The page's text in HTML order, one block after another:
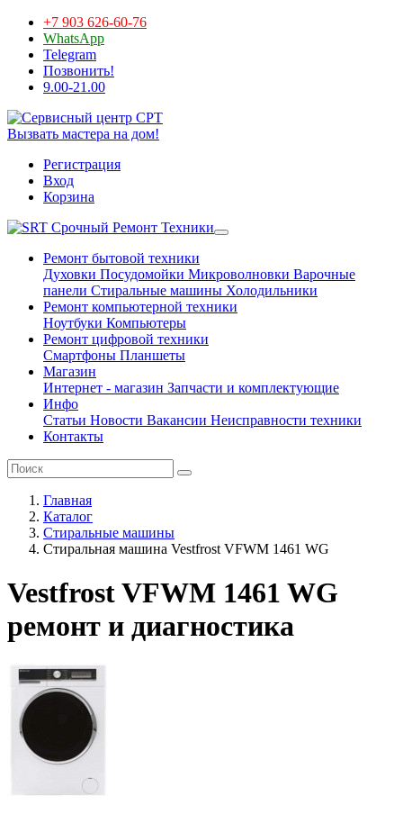
+7 903 626-60-76
WhatsApp
Telegram
Позвонить!
9.00-21.00
Вызвать мастера на дом!
Регистрация
Вход
Корзина
Срочный Ремонт Техники
Ремонт бытовой техники
Духовки Посудомойки Микроволновки Варочные
панели Стиральные машины Холодильники
Ремонт компьютерной техники
Ноутбуки Компьютеры
Ремонт цифровой техники
Смартфоны Планшеты
Магазин
Интернет - магазин Запчасти и комплектующие
Инфо
Статьи Новости Вакансии Неисправности техники
Контакты
Главная
Каталог
Стиральные машины
Стиральная машина Vestfrost VFWM 1461 WG
Vestfrost VFWM 1461 WG
ремонт и диагностика